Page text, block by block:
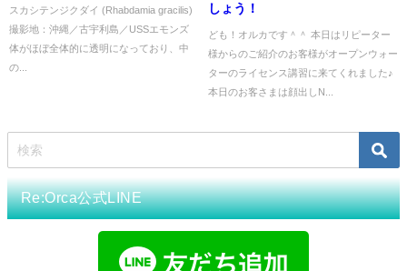
スカシテンジクダイ (Rhabdamia gracilis)
撮影地：沖縄／古宇利島／USSエモンズ
体がほぼ全体的に透明になっており、中
の...
しょう！
ども！オルカです＾＾ 本日はリピーター
様からのご紹介のお客様がオープンウォー
ターのライセンス講習に来てくれました♪
本日のお客さまは顔出しN...
Re:Orca公式LINE